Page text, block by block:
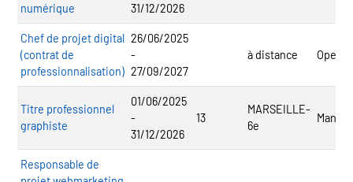
numérique
31/12/2026
Chef de projet digital
(contrat de
professionnalisation)
26/06/2025
-
27/09/2027
à distance
Titre professionnel
graphiste
01/06/2025
-
31/12/2026
13
MARSEILLE-
6e
Responsable de